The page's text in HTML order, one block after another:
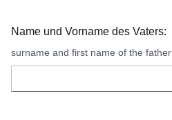
Name und Vorname des Vaters:
surname and first name of the father